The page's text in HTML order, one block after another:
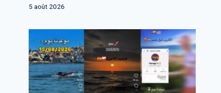
5 août 2026